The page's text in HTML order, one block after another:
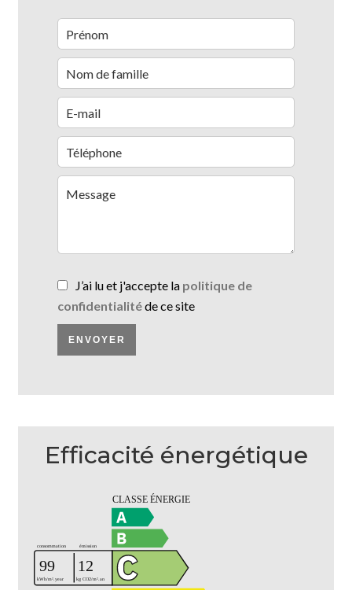
J’ai lu et j'accepte la politique de
confidentialitéde ce site
ENVOYER
Efficacité énergétique